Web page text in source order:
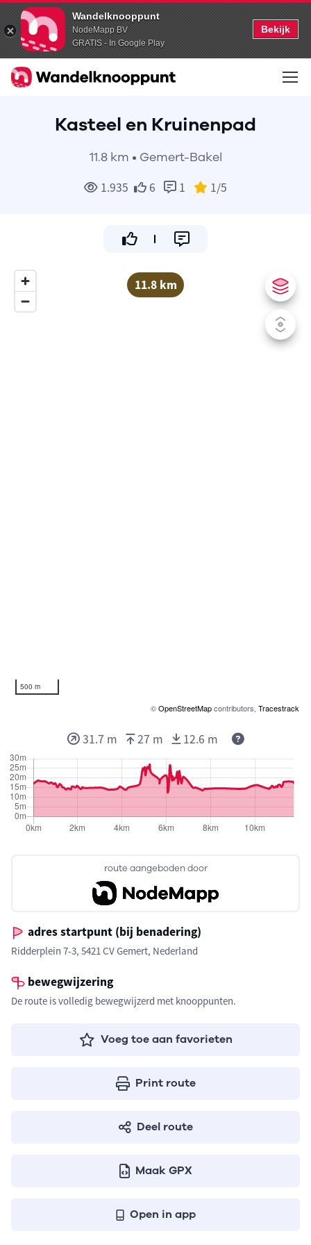
Wandelknooppunt
NodeMapp BV
GRATIS - In Google Play
Bekijk
Kasteel en Kruinenpad
11.8 km • Gemert-Bakel
1.935 6 1 1/5
11.8 km
500 m
©OpenStreetMapcontributors, Tracestrack
route aangeboden door
adres startpunt (bij benadering)
Ridderplein 7-3, 5421 CV Gemert, Nederland
bewegwijzering
De route is volledig bewegwijzerd met knooppunten.
Voeg toe aan favorieten
Print route
Deel route
Maak GPX
Open in app
31.7 m 27 m 12.6 m